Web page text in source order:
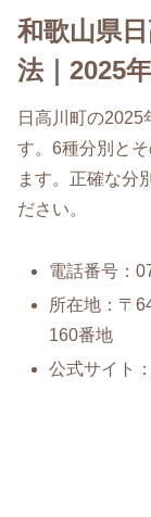
和歌山県
法｜2025
日高川町の2025
す。6種分別と
ます。正確な分
ださい。
電話番号：
所在地：〒
160番地
公式サイト